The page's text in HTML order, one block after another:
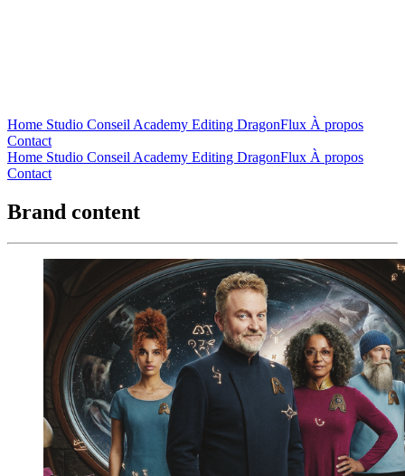
Home Studio Conseil Academy Editing DragonFlux À propos
Contact
Home Studio Conseil Academy Editing DragonFlux À propos
Contact
Brand content